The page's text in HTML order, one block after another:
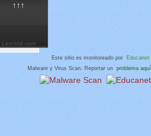
↑↑↑
LernVid.com
Este sitio es monitoreado por Educanet
Malware y Virus Scan. Reportar un problema aquí